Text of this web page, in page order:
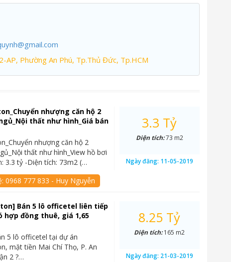
AP, Phường An Phú, Tp.Thủ Đức, Tp.HCM
nhượng căn hộ 2
thất như hình_Giá bán
nhượng căn hộ 2
thất như hình_View hồ bơi
3.3 tỷ -Diện tích: 73m2 (…
0968 777 833 - Huy Nguyễn
3.3 Tỷ
Diện tích:73 m2
Ngày đăng: 11-05-2019
Bán 5 lô officetel liên tiếp
hợp đồng thuê, giá 1,65
5 lô officetel tại dự án
mặt tiền Mai Chí Thọ, P. An
2 ?…
8.25 Tỷ
Diện tích:165 m2
Ngày đăng: 21-03-2019